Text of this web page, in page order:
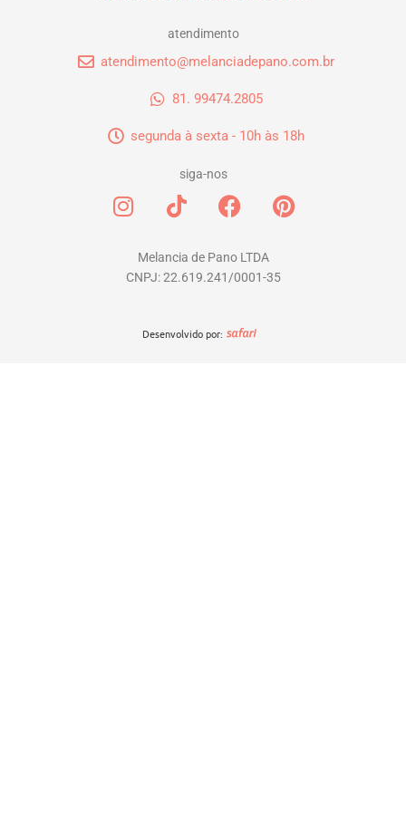
atendimento
atendimento@melanciadepano.com.br
81. 99474.2805
segunda à sexta - 10h às 18h
siga-nos
I
n
a
T
i
t
o
F
a
e
b
o
P
i
Melancia de Pano LTDA
CNPJ: 22.619.241/0001-35
Desenvolvido por: